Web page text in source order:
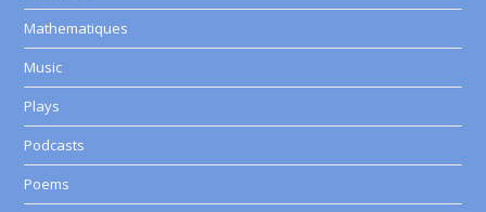
Mathematiques
Music
Plays
Podcasts
Poems